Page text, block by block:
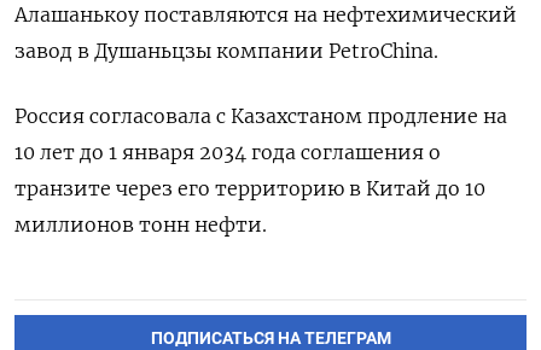
Алашанькоу поставляются на нефтехимический
завод в Душаньцзы компании PetroChina.
Россия согласовала с Казахстаном продление на
10 лет до 1 января 2034 года соглашения о
транзите через его территорию в Китай до 10
миллионов тонн нефти.
ПОДПИСАТЬСЯ НА ТЕЛЕГРАМ